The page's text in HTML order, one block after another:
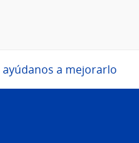
ayúdanos a mejorarlo